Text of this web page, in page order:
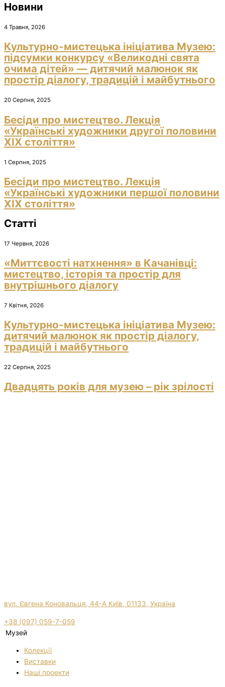
Новини
4 Травня, 2026
Культурно-мистецька ініціатива Музею:
підсумки конкурсу «Великодні свята
очима дітей» — дитячий малюнок як
простір діалогу, традицій і майбутнього
20 Серпня, 2025
Бесіди про мистецтво. Лекція
«Українські художники другої половини
ХІХ століття»
1 Серпня, 2025
Бесіди про мистецтво. Лекція
«Українські художники першої половини
ХІХ століття»
Статті
17 Червня, 2026
«Миттєвості натхнення» в Качанівці:
мистецтво, історія та простір для
внутрішнього діалогу
7 Квітня, 2026
Культурно-мистецька ініціатива Музею:
дитячий малюнок як простір діалогу,
традицій і майбутнього
22 Серпня, 2025
Двадцять років для музею – рік зрілості
вул. Євгена Коновальця, 44-А Київ, 01133, Україна
+38 (097) 059-7-059
Музей
Колекції
Виставки
Нашi проекти